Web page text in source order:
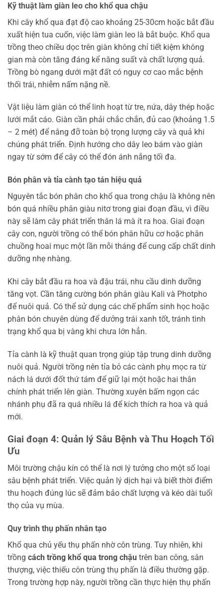
Kỹ thuật làm giàn leo cho khổ qua chậu
Khi cây khổ qua đạt độ cao khoảng 25-30cm hoặc bắt đầu
xuất hiện tua cuốn, việc làm giàn leo là bắt buộc. Khổ qua
trồng theo chiều dọc trên giàn không chỉ tiết kiệm không
gian mà còn tăng đáng kể năng suất và chất lượng quả.
Trồng bò ngang dưới mặt đất có nguy cơ cao mắc bệnh
thối trái, nhiễm nấm nặng nề.
Vật liệu làm giàn có thể linh hoạt từ tre, nứa, dây thép hoặc
lưới mắt cáo. Giàn cần phải chắc chắn, đủ cao (khoảng 1.5
– 2 mét) để nâng đỡ toàn bộ trọng lượng cây và quả khi
chúng phát triển. Định hướng cho dây leo bám vào giàn
ngay từ sớm để cây có thể đón ánh nắng tối đa.
Bón phân và tỉa cành tạo tán hiệu quả
Nguyên tắc bón phân cho khổ qua trong chậu là không nên
bón quá nhiều phân giàu nitơ trong giai đoạn đầu, vì điều
này sẽ làm cây phát triển thân lá mà ít ra hoa. Giai đoạn
cây con, người trồng có thể bón phân hữu cơ hoặc phân
chuồng hoai mục một lần mỗi tháng để cung cấp chất dinh
dưỡng nhẹ nhàng.
Khi cây bắt đầu ra hoa và đậu trái, nhu cầu dinh dưỡng
tăng vọt. Cần tăng cường bón phân giàu Kali và Photpho
để nuôi quả. Có thể sử dụng các chế phẩm sinh học hoặc
phân bón chuyên dùng để dưởng trái xanh tốt, tránh tình
trạng khổ qua bị vàng khi chưa lớn hẳn.
Tỉa cành là kỹ thuật quan trọng giúp tập trung dinh dưỡng
nuôi quả. Người trồng nên tỉa bỏ các cành phụ mọc ra từ
nách lá dưới đốt thứ tám để giữ lại một hoặc hai thân
chính phát triển lên giàn. Thường xuyên bấm ngọn các
nhánh phụ đã ra quá nhiều lá để kích thích ra hoa và quả
mới.
Giai đoạn 4: Quản lý Sâu Bệnh và Thu Hoạch Tối
Ưu
Môi trường chậu kín có thể là nơi lý tưởng cho một số loại
sâu bệnh phát triển. Việc quản lý dịch hại và biết thời điểm
thu hoạch đúng lúc sẽ đảm bảo chất lượng và kéo dài tuổi
thọ của vụ mùa.
Quy trình thụ phấn nhân tạo
Khổ qua chủ yếu thụ phấn nhờ côn trùng. Tuy nhiên, khi
trồng cách trồng khổ qua trong chậu trên ban công, sân
thượng, việc thiếu côn trùng thụ phấn là điều thường gặp.
Trong trường hợp này, người trồng cần thực hiện thụ phấn